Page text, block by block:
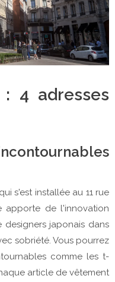
4 adresses
s'est installée au 11 rue
apporte de l'innovation
japonais dans
sobriété. Vous pourrez
comme les t-
article de vêtement